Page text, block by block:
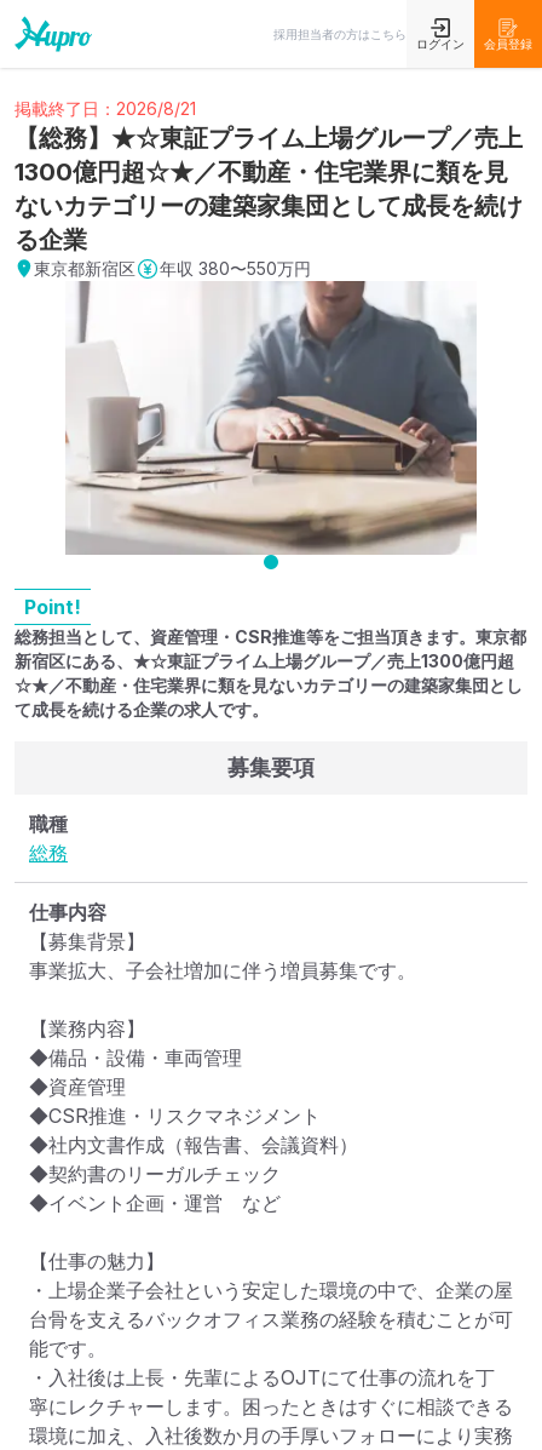
採用担当者の方はこちら
ログイン 会員登録
掲載終了日：2026/8/21
【総務】★☆東証プライム上場グループ／売上
1300億円超☆★／不動産・住宅業界に類を見
ないカテゴリーの建築家集団として成長を続け
る企業
東京都新宿区 年収 380〜550万円
Point!
総務担当として、資産管理・CSR推進等をご担当頂きます。東京都
新宿区にある、★☆東証プライム上場グループ／売上1300億円超
☆★／不動産・住宅業界に類を見ないカテゴリーの建築家集団とし
て成長を続ける企業の求人です。
募集要項
職種
総務
仕事内容
【募集背景】
事業拡大、子会社増加に伴う増員募集です。
【業務内容】
◆備品・設備・車両管理
◆資産管理
◆CSR推進・リスクマネジメント
◆社内文書作成（報告書、会議資料）
◆契約書のリーガルチェック
◆イベント企画・運営　など
【仕事の魅力】
・上場企業子会社という安定した環境の中で、企業の屋
台骨を支えるバックオフィス業務の経験を積むことが可
能です。
・入社後は上長・先輩によるOJTにて仕事の流れを丁
寧にレクチャーします。困ったときはすぐに相談できる
環境に加え、入社後数か月の手厚いフォローにより実務